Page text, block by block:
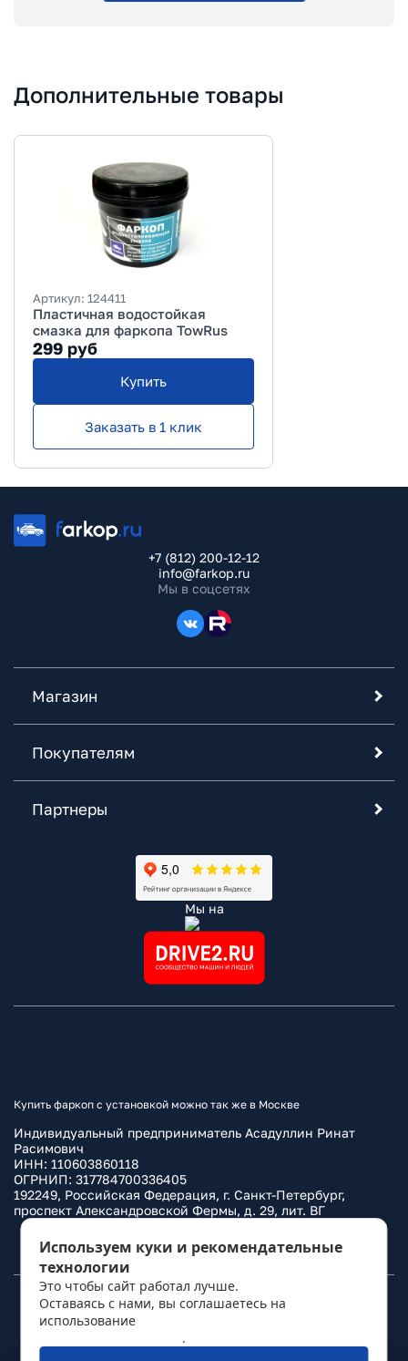
Дополнительные товары
Артикул: 124411
Пластичная водостойкая
смазка для фаркопа TowRus
299 руб
Купить
Заказать в 1 клик
+7 (812) 200-12-12
info@farkop.ru
Мы в соцсетях
Магазин
Покупателям
Партнеры
Мы на
Купить фаркоп с установкой можно так же в Москве
Индивидуальный предприниматель Асадуллин Ринат
Расимович
ИНН: 110603860118
ОГРНИП: 317784700336405
192249, Российская Федерация, г. Санкт-Петербург,
проспект Александровской Фермы, д. 29, лит. ВГ
Политика конфиденциальности
© 2010– 2026Фаркоп.ру
Используем куки и рекомендательные
технологии
Это чтобы сайт работал лучше.
Оставаясь с нами, вы соглашаетесь на
использование
.